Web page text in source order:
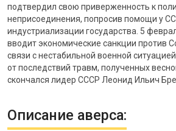
подтвердил свою приверженность к
неприсоединения, попросив помощи у
индустриализации государства. 5
вводит экономические санкции против
связи с нестабильной военной
от последствий травм, полученных
скончался лидер СССР Леонид Ильич
Описание аверса: